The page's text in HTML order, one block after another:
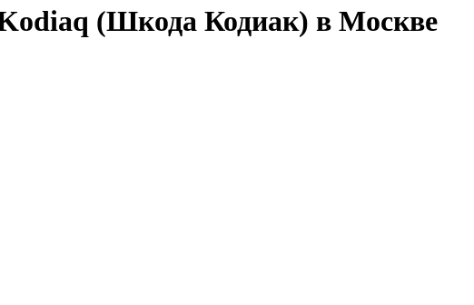
(Шкода Кодиак) в Москве